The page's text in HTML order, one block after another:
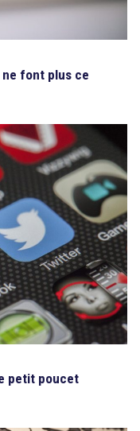
font plus ce
petit poucet